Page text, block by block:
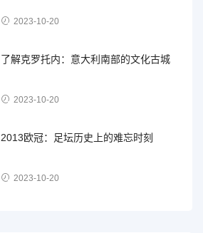
2023-10-20
了解克罗托内：意大利南部的文化古城
2023-10-20
2013欧冠：足坛历史上的难忘时刻
2023-10-20